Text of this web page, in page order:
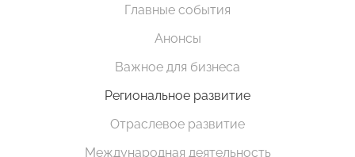
Главные события
Анонсы
Важное для бизнеса
Региональное развитие
Отраслевое развитие
Международная деятельность